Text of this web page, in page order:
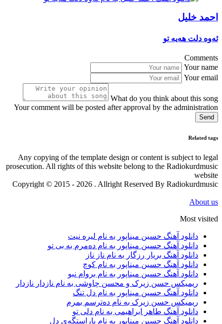
احمد خلیل
ئەوە دلت هەیە تو
Comments
Your name
Your email
What do you think about this song
Your comment will be posted after approval by the administration
Send
Related tags
Any copying of the template design or content is subject to legal
prosecution. All rights of this website belong to the Radiokurdmusic
website
Copyright © 2015 - 2026 . Allright Reserved By Radiokurdmusic
About us
Most visited
دانلود آهنگ حسین میناپور به نام لیره نیت
دانلود آهنگ حسین میناپور به نام دەمرم بە بی تو
دانلود آهنگ بریار رزگار به نام ناز ناز
دانلود آهنگ حسین میناپور به نام کوچ
دانلود آهنگ حسین میناپور به نام بروام نبو
ریمیکس حسن زیرک و محسن چاوشی به نام نازدار نازدار
دانلود آهنگ حسین میناپور به نام دل تنگ
ریمیکس حسن زیرک به نام دەترسم بمرم
دانلود آهنگ طاهر ابراهیمی به نام دلی تو
دانلود آهنگ حسین میناپور به نام پاراستگەی دل